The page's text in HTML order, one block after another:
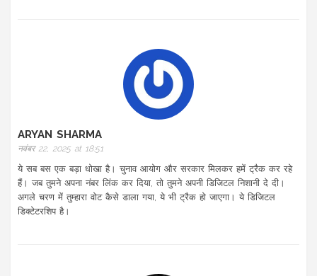
ARYAN SHARMA
नवंबर 22, 2025 at 18:51
ये सब बस एक बड़ा धोखा है। चुनाव आयोग और सरकार मिलकर हमें ट्रैक कर रहे
हैं। जब तुमने अपना नंबर लिंक कर दिया, तो तुमने अपनी डिजिटल निशानी दे दी।
अगले चरण में तुम्हारा वोट कैसे डाला गया, ये भी ट्रैक हो जाएगा। ये डिजिटल
डिक्टेटरशिप है।